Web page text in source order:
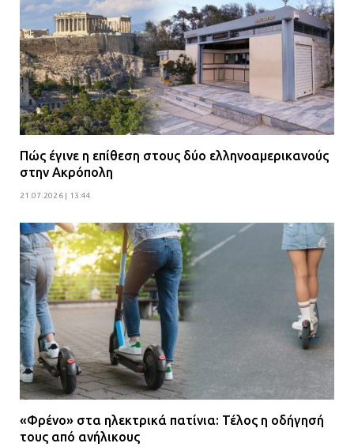
Πώς έγινε η επίθεση στους δύο ελληνοαμερικανούς
στην Ακρόπολη
21.07.2026 | 13:44
«Φρένο» στα ηλεκτρικά πατίνια: Τέλος η οδήγησή
τους από ανήλικους